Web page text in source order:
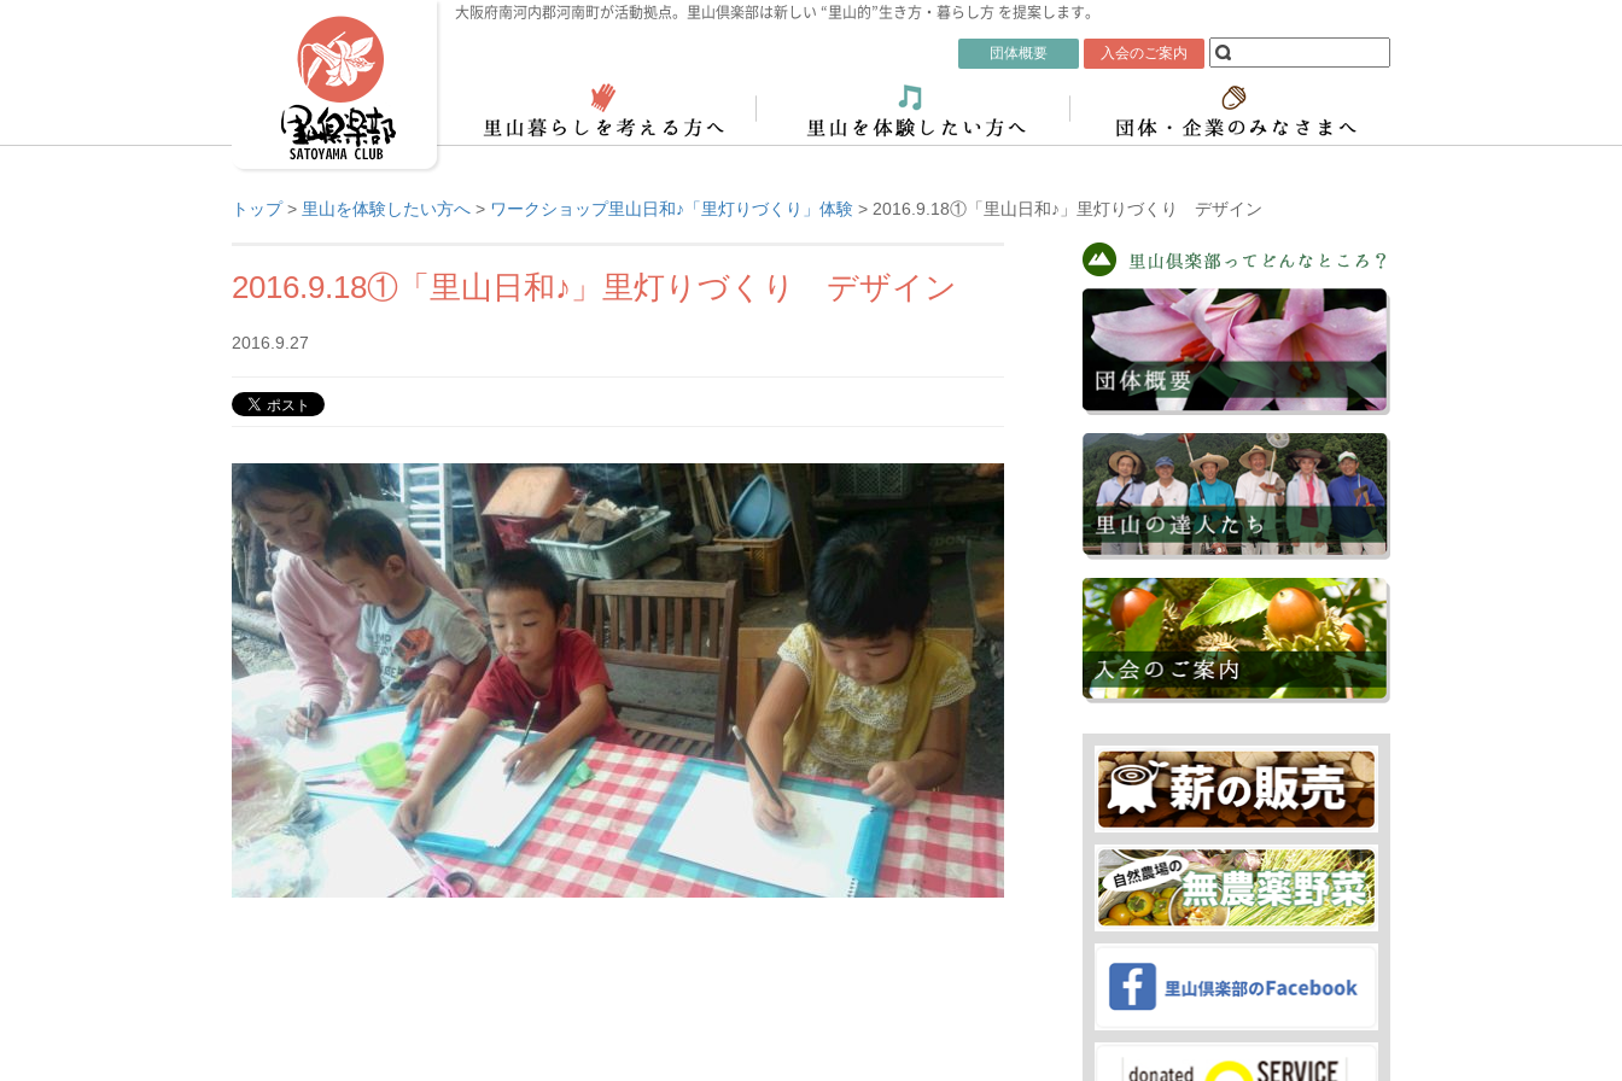
大阪府南河内郡河南町が活動拠点。里山倶楽部は新しい “里山的”生き方・暮らし方 を提案します。
団体概要 入会のご案内
トップ> 里山を体験したい方へ > ワークショップ里山日和♪「里灯りづくり」体験 > 2016.9.18①「里山日和♪」里灯りづくり デザイン
2016.9.18①「里山日和♪」里灯りづくり デザイン
2016.9.27